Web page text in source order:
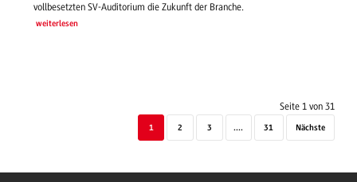
vollbesetzten SV-Auditorium die Zukunft der Branche.
weiterlesen
Seite 1 von 31
1 2 3 .... 31 Nächste